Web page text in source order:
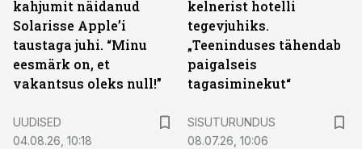
kahjumit näidanud
Solarisse Apple’i
taustaga juhi. “Minu
eesmärk on, et
vakantsus oleks null!”
kelnerist hotelli
tegevjuhiks.
„Teeninduses tähendab
paigalseis
tagasiminekut“
UUDISED
04.08.26, 10:18
SISUTURUNDUS
08.07.26, 10:06